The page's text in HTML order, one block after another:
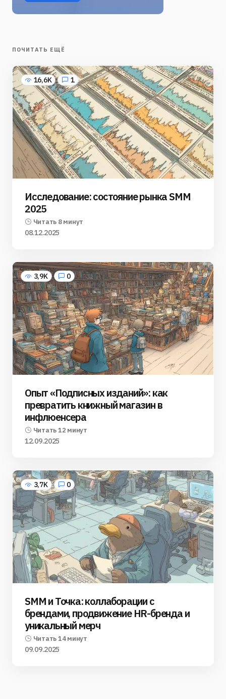
ПОЧИТАТЬ ЕЩЁ
16,6K 1
Исследование: состояние рынка SMM
2025
Читать 8 минут
08.12.2025
3,9K 0
Опыт «Подписных изданий»: как
превратить книжный магазин в
инфлюенсера
Читать 12 минут
12.09.2025
3,7K 0
SMM и Точка: коллаборации с
брендами, продвижение HR-бренда и
уникальный мерч
Читать 14 минут
09.09.2025